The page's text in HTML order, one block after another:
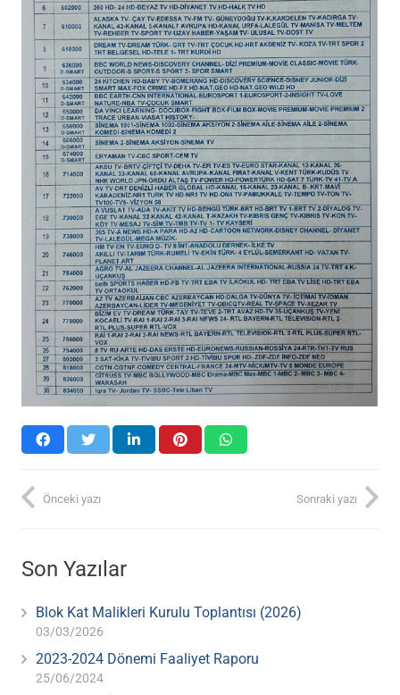
Önceki yazı Sonraki yazı
Son Yazılar
Blok Kat Malikleri Kurulu Toplantısı (2026)
03/03/2026
2023-2024 Dönemi Faaliyet Raporu
25/06/2024